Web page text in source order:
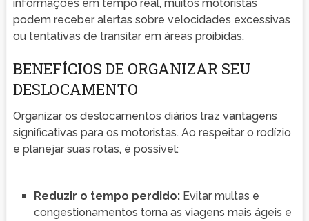
informações em tempo real, muitos motoristas
podem receber alertas sobre velocidades excessivas
ou tentativas de transitar em áreas proibidas.
BENEFÍCIOS DE ORGANIZAR SEU
DESLOCAMENTO
Organizar os deslocamentos diários traz vantagens
significativas para os motoristas. Ao respeitar o rodízio
e planejar suas rotas, é possível:
Reduzir o tempo perdido:Evitar multas e
congestionamentos torna as viagens mais ágeis e